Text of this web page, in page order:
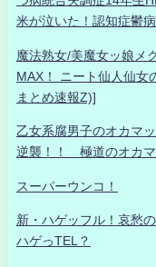
米が泣いた！認知症鬱
魔法熟女/美魔女ッ娘メ
MAX！ ニート仙人仙女
まとめ速報Z)]
乙女系腐男子のオカマ
逆襲！！ 極道のオカマ
スーパーウンコ！
新・ハゲッフル！哀愁
ハゲっTEL？